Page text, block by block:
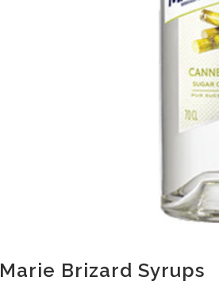
Marie Brizard Syrups